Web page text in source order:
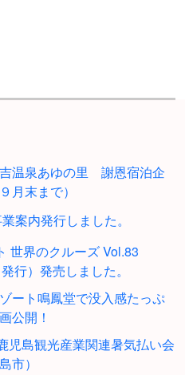
温泉あゆの里 謝恩宿泊企
月末まで）
案内発行しました。
世界のクルーズ Vol.83
行）発売しました。
ート鳴鳳堂で没入感たっぷ
公開！
児島観光産業関連暑気払い会
市）